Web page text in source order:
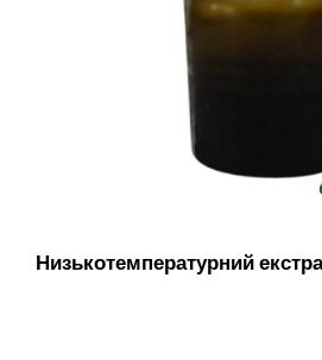
Низькотемпературний